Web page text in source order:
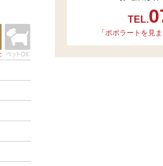
TEL.
「ポポラートを見